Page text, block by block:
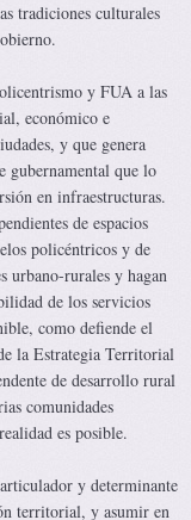
tradiciones culturales
y FUA a las
económico e
y que genera
gubernamental que lo
en infraestructuras.
de espacios
policéntricos y de
urbano-rurales y hagan
de los servicios
como defiende el
la Estrategia Territorial
de desarrollo rural
comunidades
es posible.
y determinante
territorial, y asumir en